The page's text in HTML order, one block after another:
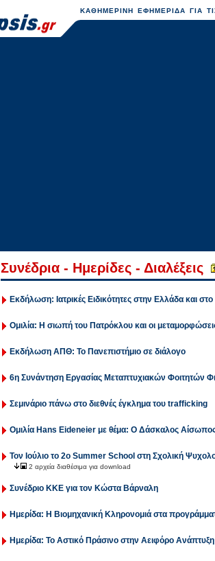
ΚΑΘΗΜΕΡΙΝΗ ΕΦΗΜΕΡΙΔΑ ΓΙΑ
Συνέδρια - Ημερίδες - Διαλέξεις
Εκδήλωση: Ιατρικές Ειδικότητες στην Ελλάδα και
Ομιλία: Η σιωπή του Πατρόκλου και οι
Εκδήλωση ΑΠΘ: Το Πανεπιστήμιο σε διάλογο
6η Συνάντηση Εργασίας Μεταπτυχιακών Φοιτητών
Σεμινάριο πάνω στο διεθνές έγκλημα του trafficking
Ομιλία Hans Eideneier με θέμα: Ο Δάσκαλος
Τον Ιούλιο το 2o Summer School στη Σχολική
2 αρχεία διαθέσιμα για download
Συνέδριο ΚΚΕ για τον Κώστα Βάρναλη
Ημερίδα: Η Βιομηχανική Κληρονομιά στα
Ημερίδα: Το Αστικό Πράσινο στην Αειφόρο